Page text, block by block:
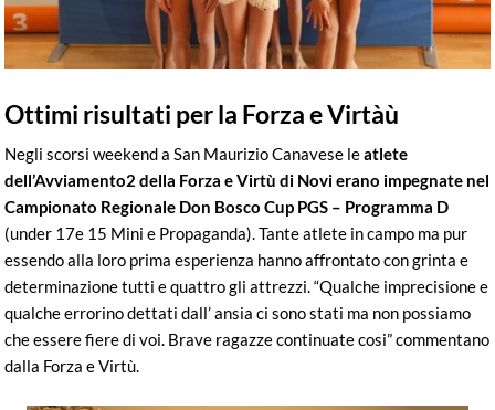
Ottimi risultati per la Forza e Virtàù
Negli scorsi weekend a San Maurizio Canavese leatlete
dell’Avviamento2 della Forza e Virtù di Novi erano impegnate nel
Campionato Regionale Don Bosco Cup PGS – Programma D
(under 17e 15 Mini e Propaganda). Tante atlete in campo ma pur
essendo alla loro prima esperienza hanno affrontato con grinta e
determinazione tutti e quattro gli attrezzi. “Qualche imprecisione e
qualche errorino dettati dall’ ansia ci sono stati ma non possiamo
che essere fiere di voi. Brave ragazze continuate cosi” commentano
dalla Forza e Virtù.